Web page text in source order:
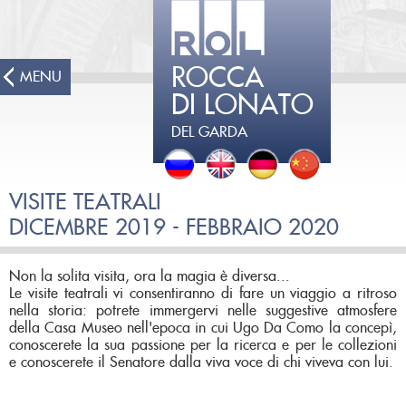
ROCCA
DI LONATO
DEL GARDA
MENU
VISITE TEATRALI
DICEMBRE 2019 - FEBBRAIO 2020
Non la solita visita, ora la magia è diversa...
Le visite teatrali vi consentiranno di fare un viaggio a ritroso
nella storia: potrete immergervi nelle suggestive atmosfere
della Casa Museo nell'epoca in cui Ugo Da Como la concepì,
conoscerete la sua passione per la ricerca e per le collezioni
e conoscerete il Senatore dalla viva voce di chi viveva con lui.